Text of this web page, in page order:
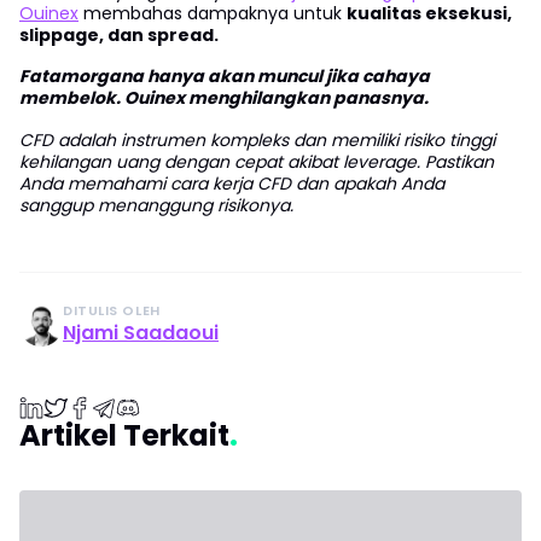
Ouinex membahas dampaknya untuk kualitas eksekusi,
slippage, dan spread.
Fatamorgana hanya akan muncul jika cahaya
membelok. Ouinex menghilangkan panasnya.
CFD adalah instrumen kompleks dan memiliki risiko tinggi
kehilangan uang dengan cepat akibat leverage. Pastikan
Anda memahami cara kerja CFD dan apakah Anda
sanggup menanggung risikonya.
DITULIS OLEH
Njami Saadaoui
Artikel Terkait